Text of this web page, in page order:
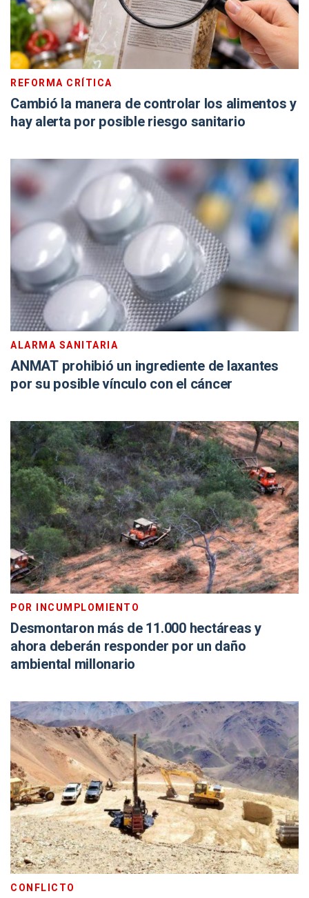
REFORMA CRÍTICA
Cambió la manera de controlar los alimentos y
hay alerta por posible riesgo sanitario
ALARMA SANITARIA
ANMAT prohibió un ingrediente de laxantes
por su posible vínculo con el cáncer
POR INCUMPLOMIENTO
Desmontaron más de 11.000 hectáreas y
ahora deberán responder por un daño
ambiental millonario
CONFLICTO